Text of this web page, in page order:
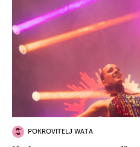
POKROVITELJ WATA